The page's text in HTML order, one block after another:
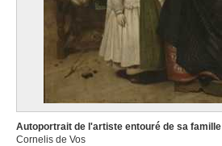
Autoportrait de l'artiste entouré de sa famille
Cornelis de Vos